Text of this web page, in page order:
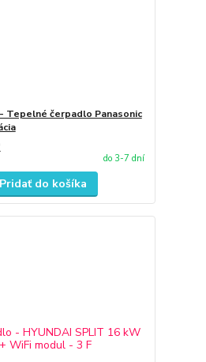
Tepelné čerpadlo Panasonic
do 3-7 dní
Pridať do košíka